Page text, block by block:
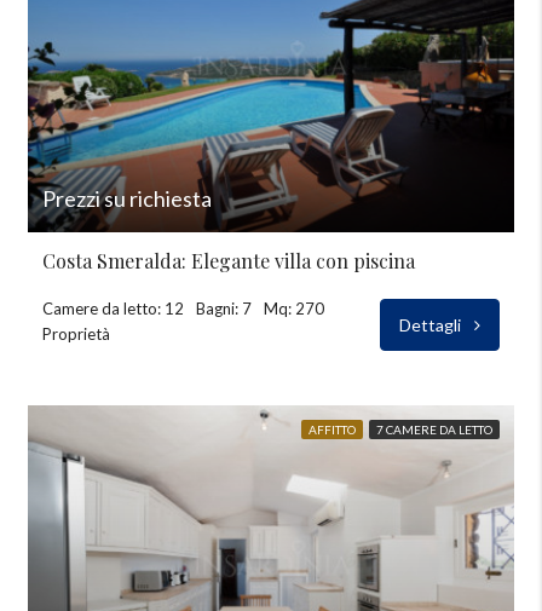
Prezzi su richiesta
Costa Smeralda: Elegante villa con piscina
Camere da letto: 12 Bagni: 7
Mq: 270
Proprietà
Dettagli
AFFITTO 7 CAMERE DA LETTO